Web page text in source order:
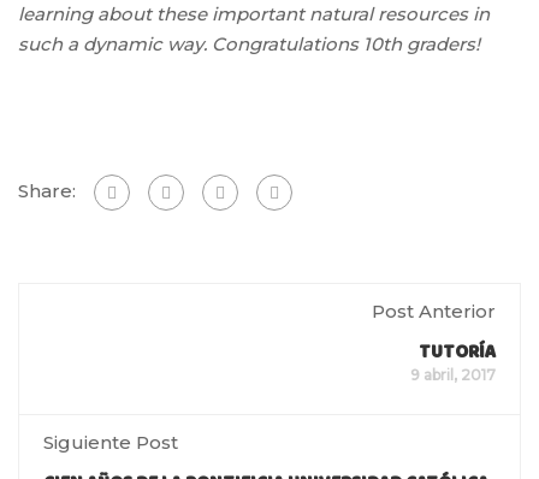
learning about these important natural resources in
such a dynamic way. Congratulations 10th graders!
Share:
Post Anterior
TUTORÍA
9 abril, 2017
Siguiente Post